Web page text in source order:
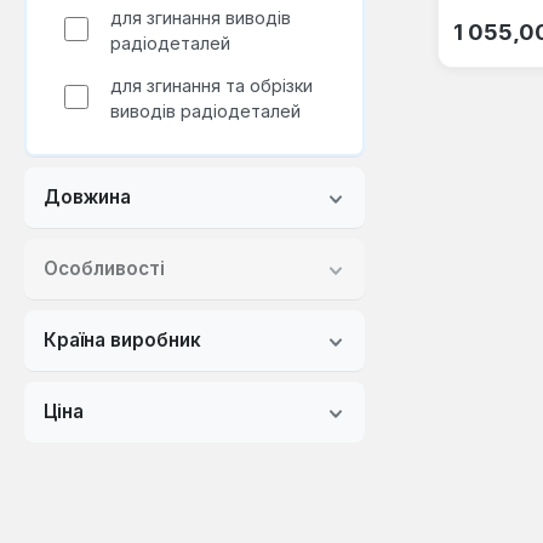
для згинання виводів
радіодеталей
для згинання та обрізки
виводів радіодеталей
Довжина
Особливості
Країна виробник
Ціна
1